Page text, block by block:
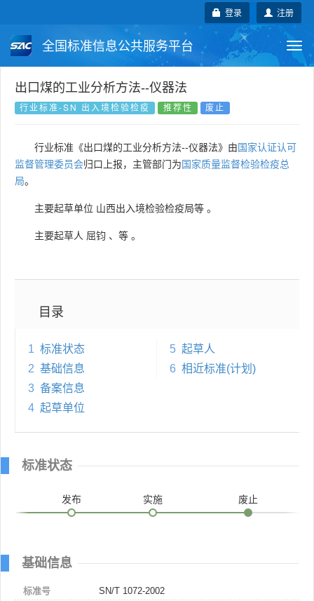
注册
登录
全国标准信息公共服务平台
国家标准 行业标准
国外标准 技术委员会
出口煤的工业分析方法--仪器法
行业标准-SN 出入境检验检疫 推荐性 废止
行业标准《出口煤的工业分析方法--仪器法》由国家认证认可
监督管理委员会归口上报，主管部门为国家质量监督检验检疫总
局。
主要起草单位 山西出入境检验检疫局等 。
主要起草人 屈钧 、 等 。
目录
1 标准状态
2 基础信息
3 备案信息
4 起草单位
5 起草人
6 相近标准(计划)
标准状态
发布 实施 废止
基础信息
标准号
SN/T 1072-2002